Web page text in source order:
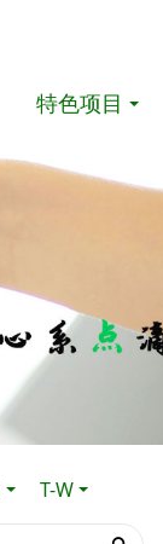
特色项目
T-W